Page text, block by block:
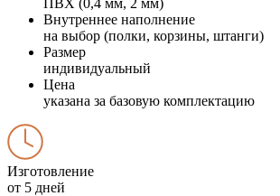
Внутреннее наполнение
на выбор (полки, корзины, штанги)
Размер
индивидуальный
Цена
указана за базовую комплектацию
Изготовление
от 5 дней